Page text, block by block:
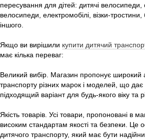
пересування для дітей: дитячі велосипеди,
велосипеди, електромобілі, візки-тростини,
іншого.
Якщо ви вирішили купити дитячий
має кілька переваг:
Великий вибір. Магазин пропонує широкий
транспорту різних марок і моделей, що дає
підходящий варіант для будь-якого віку та
Якість товарів. Усі товари, пропоновані в
високим стандартам якості та безпеки. Це
дитячого транспорту, який має бути